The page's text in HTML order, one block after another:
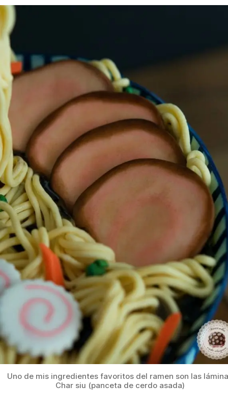
Uno de mis ingredientes favoritos del ramen son las
Char siu (panceta de cerdo asada)